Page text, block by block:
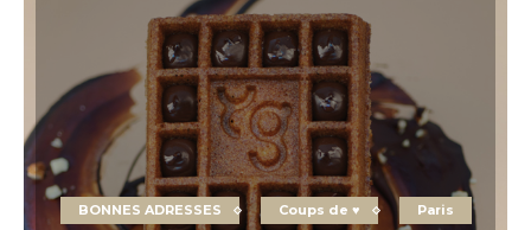
BONNES ADRESSES Coups de ♥ Paris